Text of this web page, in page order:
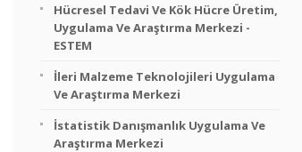
Hücresel Tedavi Ve Kök Hücre Üretim,
Uygulama Ve Araştırma Merkezi -
ESTEM
İleri Malzeme Teknolojileri Uygulama
Ve Araştırma Merkezi
İstatistik Danışmanlık Uygulama Ve
Araştırma Merkezi